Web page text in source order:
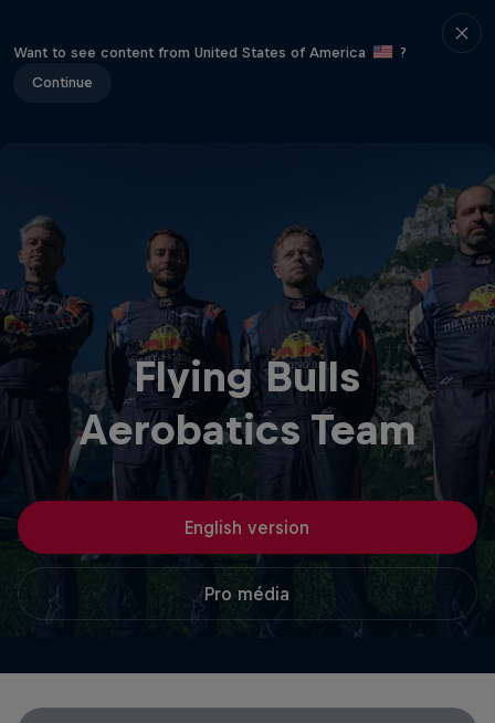
Want to see content from United States of America
?
Continue
Flying Bulls
Aerobatics Team
English version
Pro média